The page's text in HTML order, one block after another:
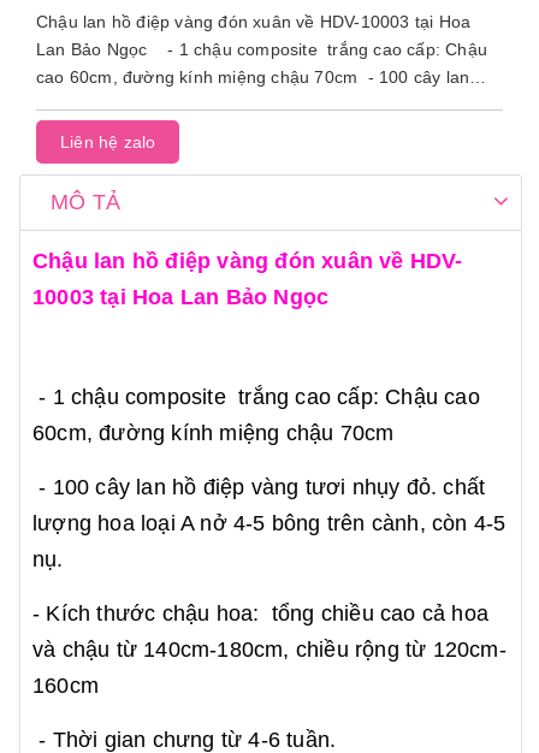
Chậu lan hồ điệp vàng đón xuân về HDV-10003 tại Hoa
Lan Bảo Ngọc - 1 chậu composite trắng cao cấp: Chậu
cao 60cm, đường kính miệng chậu 70cm - 100 cây lan
Liên hệ zalo
MÔ TẢ
Chậu lan hồ điệp vàng đón xuân về HDV-
10003 tại Hoa Lan Bảo Ngọc
- 1 chậu composite trắng cao cấp: Chậu cao
60cm, đường kính miệng chậu 70cm
- 100 cây lan hồ điệp vàng tươi nhụy đỏ. chất
lượng hoa loại A nở 4-5 bông trên cành, còn 4-5
nụ.
- Kích thước chậu hoa: tổng chiều cao cả hoa
và chậu từ 140cm-180cm, chiều rộng từ 120cm-
160cm
- Thời gian chưng từ 4-6 tuần.